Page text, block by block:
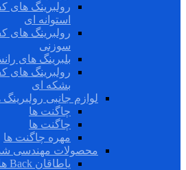
رولبرینگ های
استوانه ای
رولبرینگ های
سوزنی
بلبرینگ های
رولبرینگ های
بشکه ای
لوازم جانبی رولبرینگ
چاگنت ها
چاگنت ها
مهره چاگنت ها
محصولات مهندسی
یاطاقان Back های پشتی